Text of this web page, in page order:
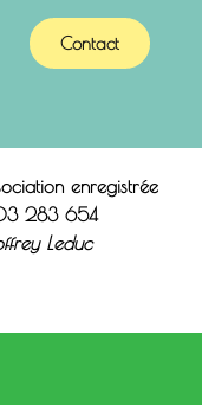
Contact
enregistrée
283 654
Leduc